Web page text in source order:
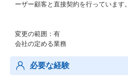
ーザー顧客と直接契約を行っています。
変更の範囲：有
会社の定める業務
必要な経験